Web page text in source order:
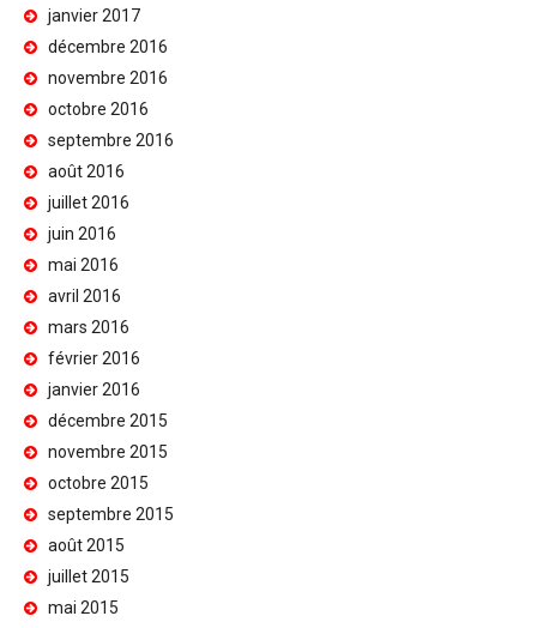
janvier 2017
décembre 2016
novembre 2016
octobre 2016
septembre 2016
août 2016
juillet 2016
juin 2016
mai 2016
avril 2016
mars 2016
février 2016
janvier 2016
décembre 2015
novembre 2015
octobre 2015
septembre 2015
août 2015
juillet 2015
mai 2015